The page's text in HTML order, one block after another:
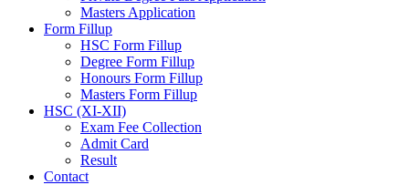
Masters Application
Form Fillup
HSC Form Fillup
Degree Form Fillup
Honours Form Fillup
Masters Form Fillup
HSC (XI-XII)
Exam Fee Collection
Admit Card
Result
Contact